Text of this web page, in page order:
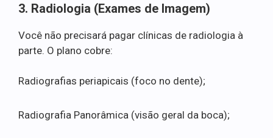
3. Radiologia (Exames de Imagem)
Você não precisará pagar clínicas de radiologia à
parte. O plano cobre:
Radiografias periapicais (foco no dente);
Radiografia Panorâmica (visão geral da boca);